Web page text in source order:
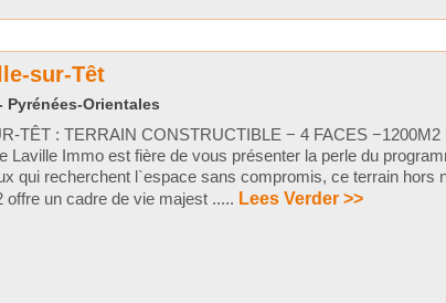
sur-Têt
Orientales
TÊT : TERRAIN CONSTRUCTIBLE − 4 FACES −1200M2
Laville Immo est fière de vous présenter la perle du
qui recherchent l`espace sans compromis, ce terrain hors
offre un cadre de vie majest ..... Lees Verder >>